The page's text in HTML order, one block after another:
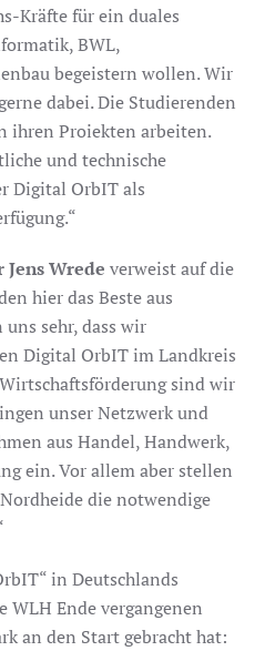
Kräfte für ein duales
BWL,
begeistern wollen. Wir
dabei. Die Studierenden
ihren Proiekten arbeiten.
und technische
Digital OrbIT als
Wrede verweist auf die
hier das Beste aus
sehr, dass wir
Digital OrbIT im Landkreis
sind wir
unser Netzwerk und
aus Handel, Handwerk,
ein. Vor allem aber stellen
die notwendige
in Deutschlands
WLH Ende vergangenen
an den Start gebracht hat: